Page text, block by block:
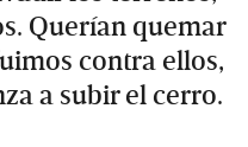
Querían quemar
contra ellos,
a subir el cerro.